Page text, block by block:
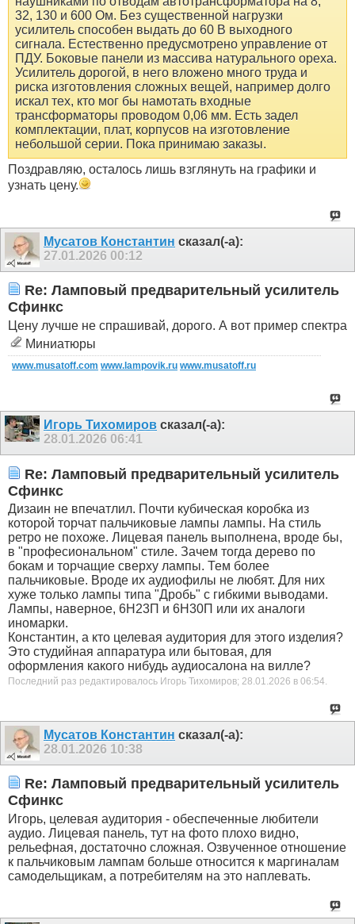
32, 130 и 600 Ом. Без существенной нагрузки
усилитель способен выдать до 60 В выходного
сигнала. Естественно предусмотрено управление от
ПДУ. Боковые панели из массива натурального ореха.
Усилитель дорогой, в него вложено много труда и
риска изготовления сложных вещей, например долго
искал тех, кто мог бы намотать входные
трансформаторы проводом 0,06 мм. Есть задел
комплектации, плат, корпусов на изготовление
небольшой серии. Пока принимаю заказы.
Поздравляю, осталось лишь взглянуть на графики и
узнать цену.
Мусатов Константин сказал(-а):
27.01.2026 00:12
Re: Ламповый предварительный усилитель
Сфинкс
Цену лучше не спрашивай, дорого. А вот пример спектра
Миниатюры
www.musatoff.com www.lampovik.ru www.musatoff.ru
Игорь Тихомиров сказал(-а):
28.01.2026 06:41
Re: Ламповый предварительный усилитель
Сфинкс
Дизаин не впечатлил. Почти кубическая коробка из
которой торчат пальчиковые лампы лампы. На стиль
ретро не похоже. Лицевая панель выполнена, вроде бы,
в "професиональном" стиле. Зачем тогда дерево по
бокам и торчащие сверху лампы. Тем более
пальчиковые. Вроде их аудиофилы не любят. Для них
хуже только лампы типа "Дробь" с гибкими выводами.
Лампы, наверное, 6Н23П и 6Н30П или их аналоги
иномарки.
Константин, а кто целевая аудитория для этого изделия?
Это студийная аппаратура или бытовая, для
оформления какого нибудь аудиосалона на вилле?
Последний раз редактировалось Игорь Тихомиров; 28.01.2026 в 06:54.
Мусатов Константин сказал(-а):
28.01.2026 10:38
Re: Ламповый предварительный усилитель
Сфинкс
Игорь, целевая аудитория - обеспеченные любители
аудио. Лицевая панель, тут на фото плохо видно,
рельефная, достаточно сложная. Озвученное отношение
к пальчиковым лампам больше относится к маргиналам
самодельщикам, а потребителям на это наплевать.